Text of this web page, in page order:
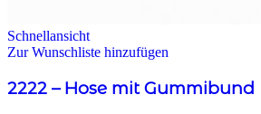
Schnellansicht
Zur Wunschliste hinzufügen
2222 – Hose mit Gummibund